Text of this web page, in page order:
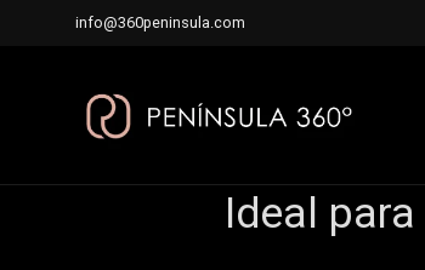
info@360peninsula.com
Ideal